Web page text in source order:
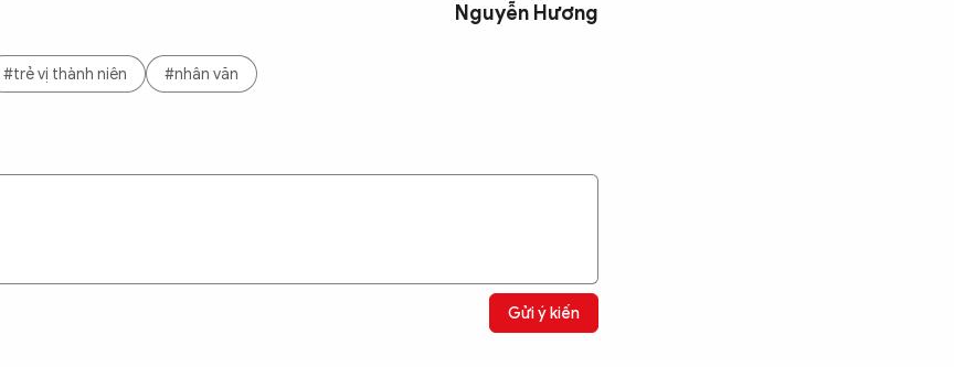
Nguyễn Hương
#trẻ vị thành niên #nhân văn
Gửi ý kiến